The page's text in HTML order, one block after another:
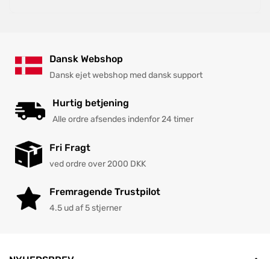
Dansk Webshop
Dansk ejet webshop med dansk support
Hurtig betjening
Alle ordre afsendes indenfor 24 timer
Fri Fragt
ved ordre over 2000 DKK
Fremragende Trustpilot
4.5 ud af 5 stjerner